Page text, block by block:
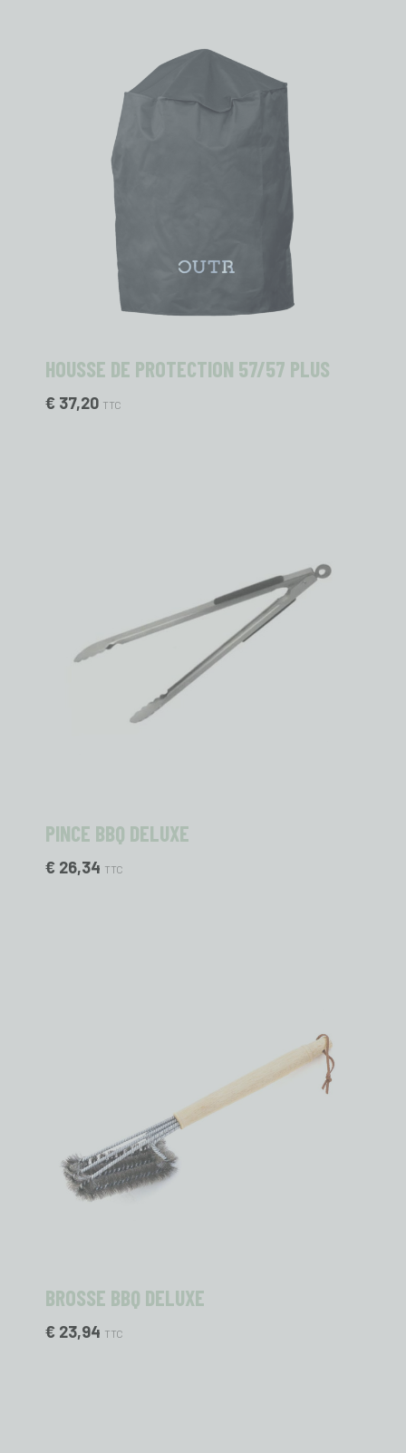
HOUSSE DE PROTECTION 57/57 PLUS
€ 37,20 TTC
PINCE BBQ DELUXE
€ 26,34 TTC
BROSSE BBQ DELUXE
€ 23,94 TTC